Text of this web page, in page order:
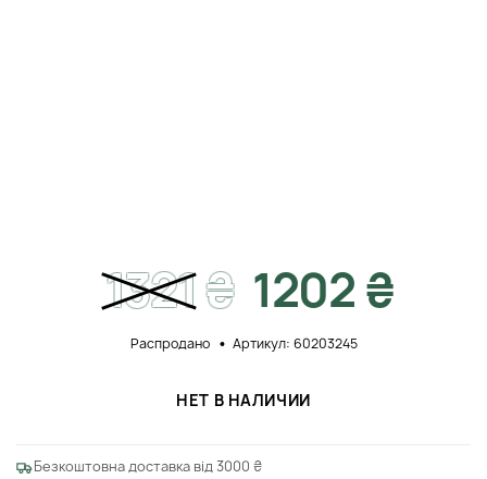
1321₴ 1202 ₴
Распродано Артикул: 60203245
НЕТ В НАЛИЧИИ
Безкоштовна доставка від 3000 ₴